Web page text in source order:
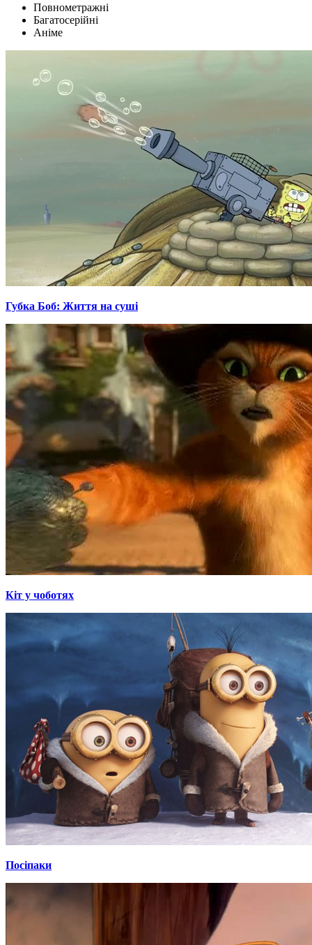
Повнометражні
Багатосерійні
Аніме
Губка Боб: Життя на суші
Кіт у чоботях
Посіпаки